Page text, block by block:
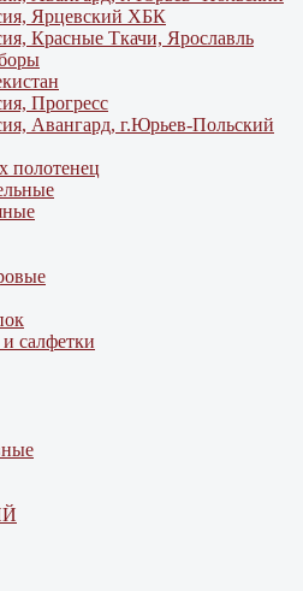
Ярцевский ХБК
Красные Ткачи, Ярославль
Прогресс
Авангард, г.Юрьев-Польский
полотенец
салфетки